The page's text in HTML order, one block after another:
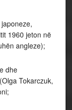
1960 jeton në
angleze);
dhe
(Olga Tokarczuk,